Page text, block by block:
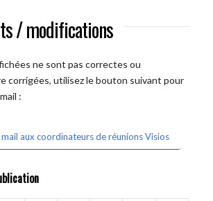
/ modifications
ne sont pas correctes ou
corrigées, utilisez le bouton suivant pour
:
aux coordinateurs de réunions Visios